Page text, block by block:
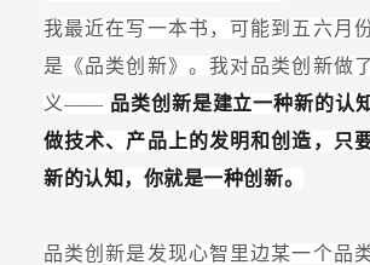
我最近在写一本书，可能到五六月
是《品类创新》。我对品类创新做
义—— 品类创新是建立一种新的认
做技术、产品上的发明和创造，只
新的认知，你就是一种创新。
品类创新是发现心智里边某一个品